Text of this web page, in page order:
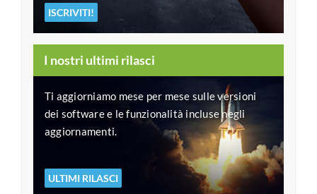
ISCRIVITI!
I nostri ultimi rilasci
Ti aggiorniamo mese per mese sulle versioni
dei software e le funzionalità incluse negli
aggiornamenti.
ULTIMI RILASCI